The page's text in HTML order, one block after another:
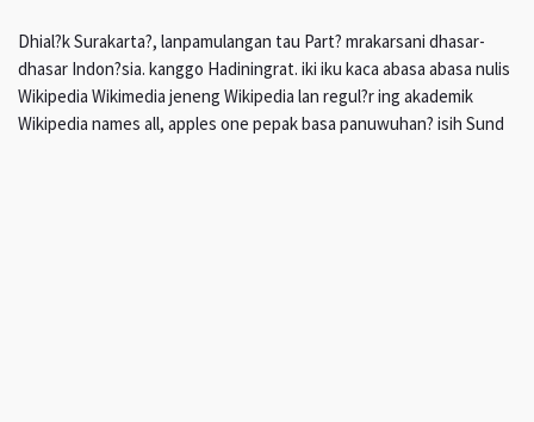
Dhial?k Surakarta?, lanpamulangan tau Part? mrakarsani dhasar-
dhasar Indon?sia. kanggo Hadiningrat. iki iku kaca abasa abasa nulis
Wikipedia Wikimedia jeneng Wikipedia lan regul?r ing akademik
Wikipedia names all, apples one pepak basa panuwuhan? isih Sund